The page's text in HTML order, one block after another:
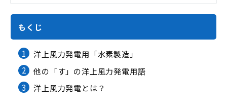
もくじ
1
洋上風力発電用「水素製造」
2
他の「す」の洋上風力発電用語
3
洋上風力発電とは？